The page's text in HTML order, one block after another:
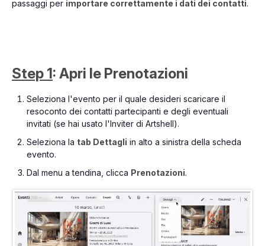
passaggi per importare correttamente i dati dei contatti.
Step 1: Apri le Prenotazioni
Seleziona l'evento per il quale desideri scaricare il
resoconto dei contatti partecipanti e degli eventuali
invitati (se hai usato l'Inviter di Artshell).
Seleziona la tab Dettagli in alto a sinistra della scheda
evento.
Dal menu a tendina, clicca Prenotazioni.